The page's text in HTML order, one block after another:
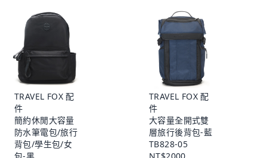
TRAVEL FOX 配
件
簡約休閒大容量
防水筆電包/旅行
背包/學生包/女
TRAVEL FOX 配
件
大容量全開式雙
層旅行後背包-藍
TB828-05